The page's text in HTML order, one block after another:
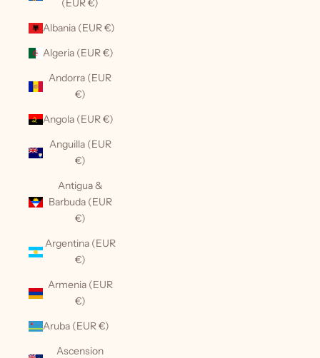
(EUR €)
Albania (EUR €)
Algeria (EUR €)
Andorra (EUR
€)
Angola (EUR €)
Anguilla (EUR
€)
Antigua &
Barbuda (EUR
€)
Argentina (EUR
€)
Armenia (EUR
€)
Aruba (EUR €)
Ascension